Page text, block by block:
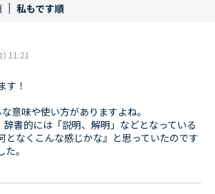
私もです順
11:21
す！
意味や使い方がありますよね。
書的には「説明、解明」などとなっている
となくこんな感じかな』と思っていたのです
。